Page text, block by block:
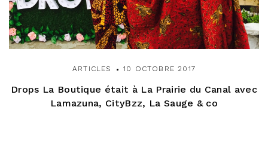
ARTICLES 10 OCTOBRE 2017
Drops La Boutique était à La Prairie du Canal avec
Lamazuna, CityBzz, La Sauge & co